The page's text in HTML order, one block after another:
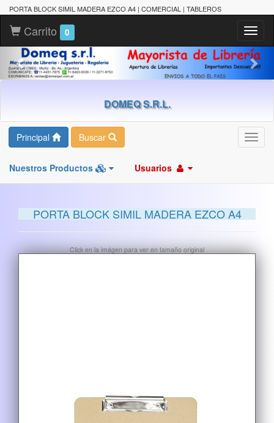
PORTA BLOCK SIMIL MADERA EZCO A4 | COMERCIAL | TABLEROS
Carrito 0
DOMEQ S.R.L.
Principal Buscar
Nuestros Productos Usuarios
PORTA BLOCK SIMIL MADERA EZCO A4
Click en la imágen para ver en tamaño original